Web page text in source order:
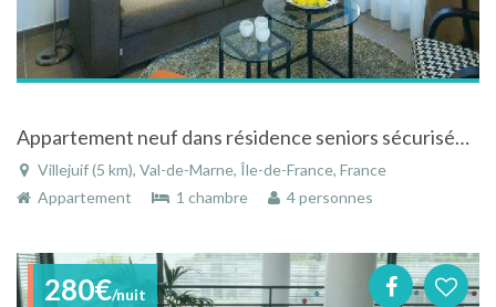
Appartement neuf dans résidence seniors sécurisée à Villejuif dans le Val-de-Marne en Ile-de-France
Villejuif (5 km), Val-de-Marne, Île-de-France, France
Appartement
1 chambre 4 personnes
280€/nuit